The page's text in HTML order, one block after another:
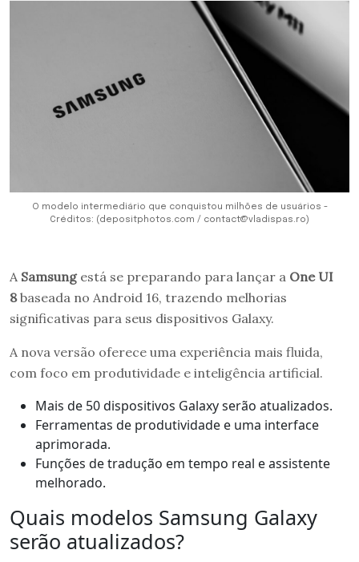
O modelo intermediário que conquistou milhões de usuários -
Créditos: (depositphotos.com / contact@vladispas.ro)
A Samsung está se preparando para lançar a One UI
8baseada no Android 16, trazendo melhorias
significativas para seus dispositivos Galaxy.
A nova versão oferece uma experiência mais fluida,
com foco em produtividade e inteligência artificial.
Mais de 50 dispositivos Galaxy serão atualizados.
Ferramentas de produtividade e uma interface
aprimorada.
Funções de tradução em tempo real e assistente
melhorado.
Quais modelos Samsung Galaxy
serão atualizados?